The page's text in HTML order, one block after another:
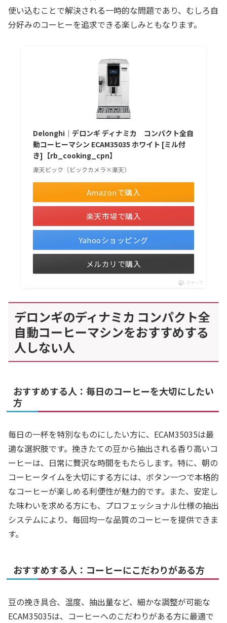
使い込むことで解決される一時的な問題であり、むしろ自
分好みのコーヒーを追求できる楽しみともなります。
Delonghi｜デロンギ ディナミカ コンパクト全自
動コーヒーマシン ECAM35035 ホワイト [ミル付
き]【rb_cooking_cpn】
楽天ビック（ビックカメラ×楽天）
Amazonで購入
楽天市場で購入
Yahooショッピング
メルカリで購入
ポチップ
デロンギのディナミカ コンパクト全
自動コーヒーマシンをおすすめする
人しない人
おすすめする人：毎日のコーヒーを大切にしたい
方
毎日の一杯を特別なものにしたい方に、ECAM35035は最
適な選択肢です。挽きたての豆から抽出される香り高いコ
ーヒーは、日常に贅沢な時間をもたらします。特に、朝の
コーヒータイムを大切にする方には、ボタン一つで本格的
なコーヒーが楽しめる利便性が魅力的です。また、安定し
た味わいを求める方にも、プロフェッショナル仕様の抽出
システムにより、毎回均一な品質のコーヒーを提供できま
す。
おすすめする人：コーヒーにこだわりがある方
豆の挽き具合、温度、抽出量など、細かな調整が可能な
ECAM35035は、コーヒーへのこだわりがある方に最適で